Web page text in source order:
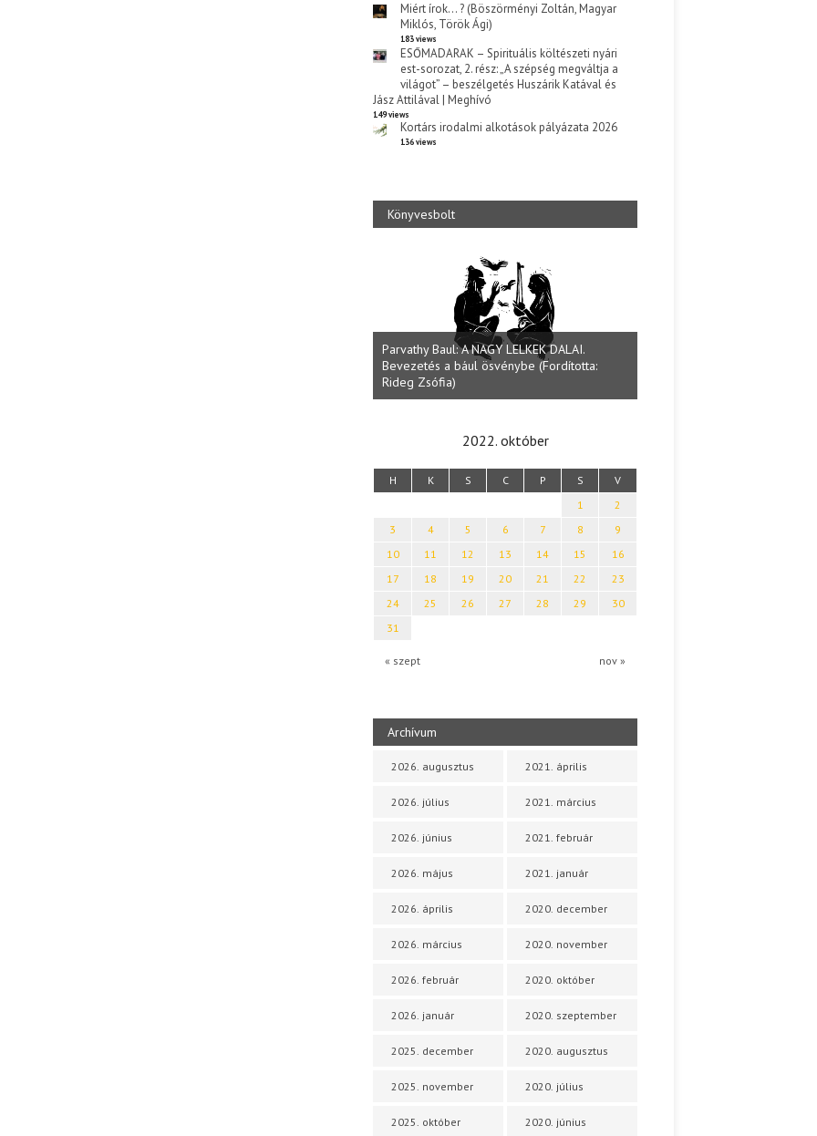
Miért írok… ? (Böszörményi Zoltán, Magyar
Miklós, Török Ági)
183 views
ESŐMADARAK – Spirituális költészeti nyári
est-sorozat, 2. rész: „A szépség megváltja a
világot” – beszélgetés Huszárik Katával és
Jász Attilával | Meghívó
149 views
Kortárs irodalmi alkotások pályázata 2026
136 views
Könyvesbolt
Halmai Tamás: Megválaszolt érintés. Leveles
Ibolya költői világa
2022. október
H K S C P S V
« szept nov »
1
2
3
4 5 6 7 8
9
10
11 12 13 14 15
16
17
18 19 20 21 22
23
24
25 26 27 28 29
30
31
Archívum
2026. augusztus
2026. július
2026. június
2026. május
2026. április
2026. március
2026. február
2026. január
2025. december
2025. november
2025. október
2021. április
2021. március
2021. február
2021. január
2020. december
2020. november
2020. október
2020. szeptember
2020. augusztus
2020. július
2020. június